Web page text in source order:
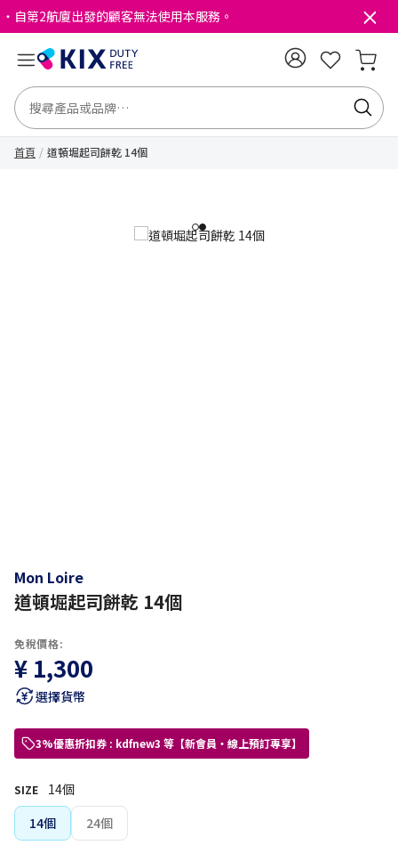
・自第2航廈出發的顧客無法使用本服務。
首頁 道頓堀起司餅乾 14個
12
Mon Loire
道頓堀起司餅乾 14個
免稅價格:
¥ 1,300
選擇貨幣
3%優惠折扣券 : kdfnew3 等【新會員・線上預訂專享】
SIZE
14個
14個
24個